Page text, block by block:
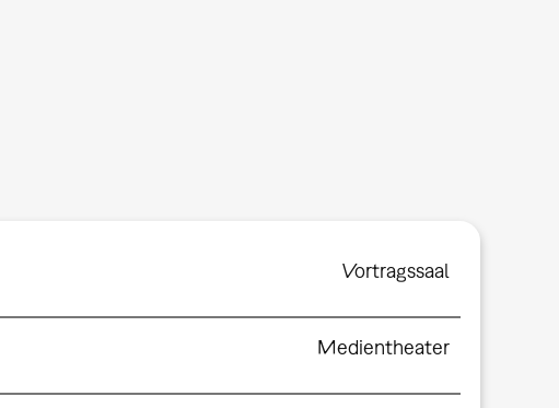
Vortragssaal
Medientheater